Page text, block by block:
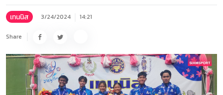
เทนนิส 3/24/2024 14:21
Share